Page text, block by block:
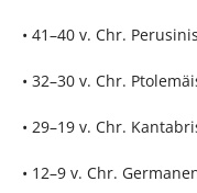
• 41–40 v. Chr.
• 32–30 v. Chr.
• 29–19 v. Chr.
• 12–9 v. Chr.